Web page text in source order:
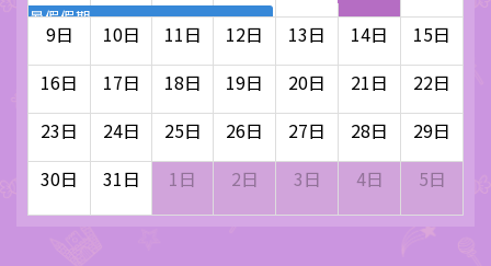
暑假假期
9日 10日 11日 12日 13日 14日
15日
16日
17日 18日 19日 20日 21日
22日
23日
24日 25日 26日 27日 28日
29日
30日
31日 1日 2日 3日 4日 5日